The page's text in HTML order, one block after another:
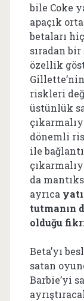
bile Coke
apaçık
betaları
sıradan
özellik
riskleri
üstünlük
dönemli
ile
da
ayrıca
tutmanın
olduğu
Beta’yı
satan
Barbie’yi